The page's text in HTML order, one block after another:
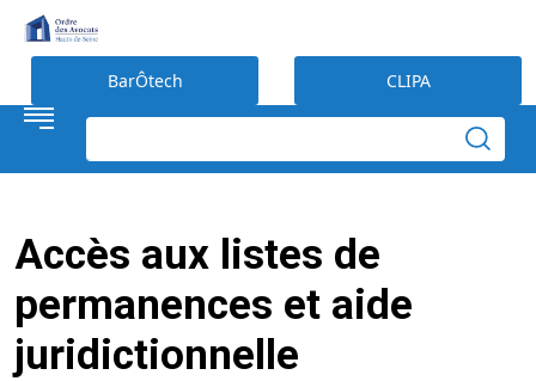
BarÔtech CLIPA
Accès aux listes de
permanences et aide
juridictionnelle
Préférences en matière de cookies